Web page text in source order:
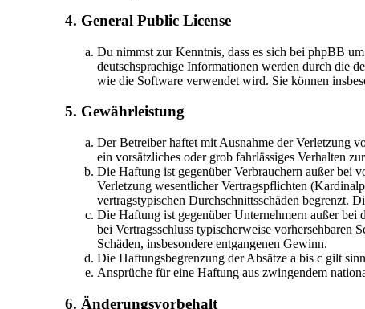
4. General Public License
Du nimmst zur Kenntnis, dass es sich bei phpBB
deutschsprachige Informationen werden durch die
wie die Software verwendet wird. Sie können
5. Gewährleistung
Der Betreiber haftet mit Ausnahme der Verletzung
ein vorsätzliches oder grob fahrlässiges Verhalten
Die Haftung ist gegenüber Verbrauchern außer bei
Verletzung wesentlicher Vertragspflichten
vertragstypischen Durchschnittsschäden begrenzt.
Die Haftung ist gegenüber Unternehmern außer bei
bei Vertragsschluss typischerweise vorhersehbaren
Schäden, insbesondere entgangenen Gewinn.
Die Haftungsbegrenzung der Absätze a bis c gilt
Ansprüche für eine Haftung aus zwingendem
6. Änderungsvorbehalt